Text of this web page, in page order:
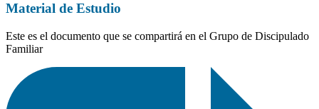
Material de Estudio
Este es el documento que se compartirá en el Grupo de Discipulado
Familiar